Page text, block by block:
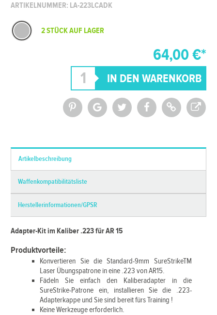
ARTIKELNUMMER: LA-223LCADK
2 STÜCK AUF LAGER
64,00 €*
Artikelbeschreibung
Waffenkompatibilitätsliste
Herstellerinformationen/GPSR
Adapter-Kit im Kaliber .223 für AR 15
Produktvorteile:
Konvertieren Sie die Standard-9mm SureStrikeTM
Laser Übungspatrone in eine .223 von AR15.
Fädeln Sie einfach den Kaliberadapter in die
SureStrike-Patrone ein, installieren Sie die .223-
Adapterkappe und Sie sind bereit fürs Training !
Keine Werkzeuge erforderlich.